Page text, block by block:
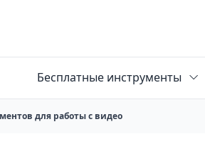
Бесплатные инструменты
для работы с видео